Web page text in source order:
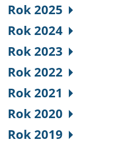
Rok 2025
Rok 2024
Rok 2023
Rok 2022
Rok 2021
Rok 2020
Rok 2019